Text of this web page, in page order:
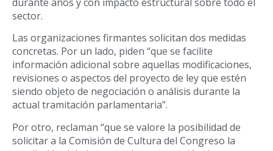
sector.
Las organizaciones firmantes solicitan dos medidas
concretas. Por un lado, piden “que se facilite
información adicional sobre aquellas modificaciones,
revisiones o aspectos del proyecto de ley que estén
siendo objeto de negociación o análisis durante la
actual tramitación parlamentaria”.
Por otro, reclaman “que se valore la posibilidad de
solicitar a la Comisión de Cultura del Congreso la